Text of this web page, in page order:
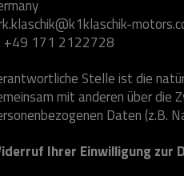
+49 171 2122728
Stelle ist die
mit anderen über die
Daten (z.B.
Ihrer Einwilligung zur